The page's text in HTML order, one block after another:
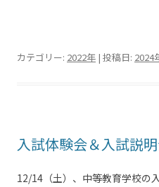
カテゴリー: 2022年 | 投稿日: 2024
入試体験会＆入試説
12/14（土）、中等教育学校の